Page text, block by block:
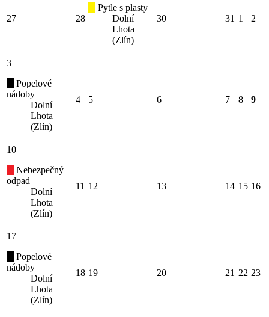
27 28
Pytle s plasty
Dolní
Lhota
(Zlín)
30 31 1 2
3
Popelové
nádoby
Dolní
Lhota
(Zlín)
4 5 6 7 8 9
10
Nebezpečný
odpad
Dolní
Lhota
(Zlín)
11 12 13 14 15 16
17
Popelové
nádoby
Dolní
Lhota
(Zlín)
18 19 20 21 22 23